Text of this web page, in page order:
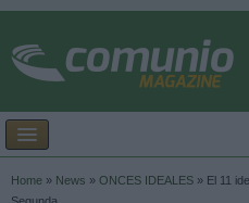
Home » News » ONCES IDEALES » El 11